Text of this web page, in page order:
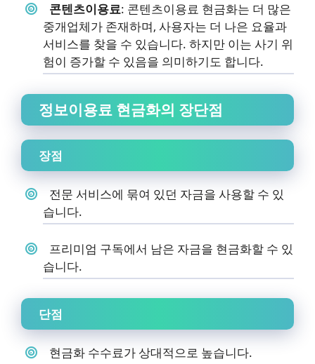
콘텐츠이용료: 콘텐츠이용료 현금화는 더 많은
중개업체가 존재하며, 사용자는 더 나은 요율과
서비스를 찾을 수 있습니다. 하지만 이는 사기 위
험이 증가할 수 있음을 의미하기도 합니다.
정보이용료 현금화의 장단점
장점
전문 서비스에 묶여 있던 자금을 사용할 수 있
습니다.
프리미엄 구독에서 남은 자금을 현금화할 수 있
습니다.
단점
현금화 수수료가 상대적으로 높습니다.